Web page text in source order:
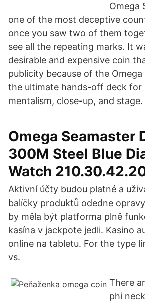
Omega
one of the most deceptive
once you saw two of them
see all the repeating marks. It
desirable and expensive coin
publicity because of the Omega
the ultimate hands-off deck for
mentalism, close-up, and stage.
Omega Seamaster
300M Steel Blue
Watch
Aktivní účty budou platné a
balíčky produktů odedne
by měla být platforma plně
kasína v jackpote jedli. Kasino
online na tabletu. For the type
vs.
There
phi